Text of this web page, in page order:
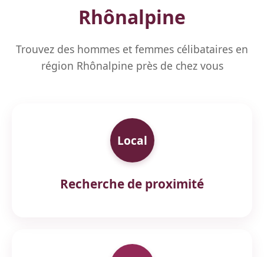
Rhônalpine
Trouvez des hommes et femmes célibataires en
région Rhônalpine près de chez vous
Local
Recherche de proximité